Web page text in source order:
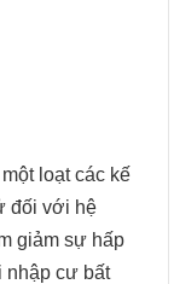
loạt các kế
đối với hệ
giảm sự hấp
nhập cư bất